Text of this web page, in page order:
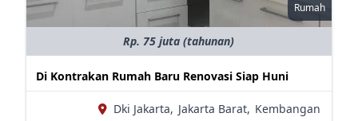
Rumah
Rp. 75 juta (tahunan)
Di Kontrakan Rumah Baru Renovasi Siap Huni
Dki Jakarta, Jakarta Barat, Kembangan